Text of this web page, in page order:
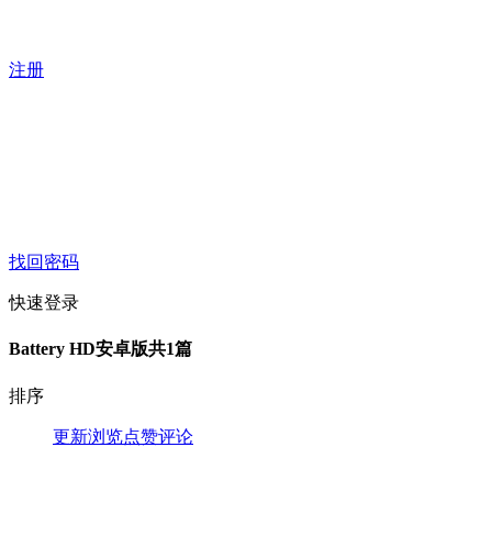
注册
找回密码
快速登录
Battery HD安卓版共1篇
排序
更新浏览点赞评论